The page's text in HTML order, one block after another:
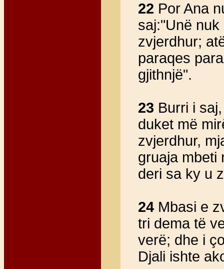
22 Por Ana
saj:"Unë
zvjerdhur;
paraqes
gjithnjë".
23 Burri i
duket më
zvjerdhur,
gruaja mbeti
deri sa ky u
24Mbasi e
tri dema të
verë; dhe i
Djali ishte